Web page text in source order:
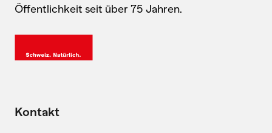
Öffentlichkeit seit über 75 Jahren.
Kontakt